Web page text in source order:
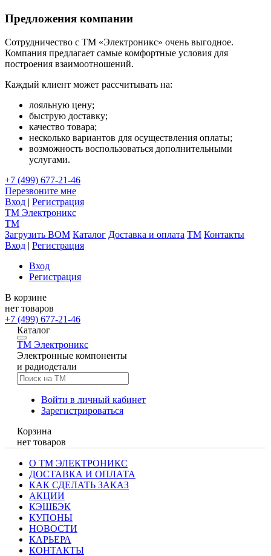
Предложения компании
Сотрудничество с ТМ «Электроникс» очень выгодное.
Компания предлагает самые комфортные условия для
построения взаимоотношений.
Каждый клиент может рассчитывать на:
лояльную цену;
быструю доставку;
качество товара;
несколько вариантов для осуществления оплаты;
возможность воспользоваться дополнительными
услугами.
+7 (499) 677-21-46
Перезвоните мне
Вход | Регистрация
TM Электроникс
TM
Загрузить BOM Каталог Доставка и оплата TM Контакты
Вход | Регистрация
Вход
Регистрация
В корзине
нет товаров
+7 (499) 677-21-46
Каталог
TM Электроникс
Электронные компоненты
и радиодетали
Войти в личный кабинет
Зарегистрироваться
Корзина
нет товаров
О ТМ ЭЛЕКТРОНИКС
ДОСТАВКА И ОПЛАТА
КАК СДЕЛАТЬ ЗАКАЗ
АКЦИИ
КЭШБЭК
КУПОНЫ
НОВОСТИ
КАРЬЕРА
КОНТАКТЫ